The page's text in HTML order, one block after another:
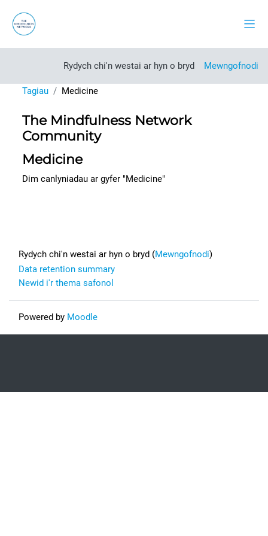
Rydych chi'n westai ar hyn o bryd Mewngofnodi
Tagiau Medicine
The Mindfulness Network
Community
Medicine
Dim canlyniadau ar gyfer "Medicine"
Rydych chi'n westai ar hyn o bryd (Mewngofnodi)
Data retention summary
Newid i'r thema safonol
Powered by Moodle